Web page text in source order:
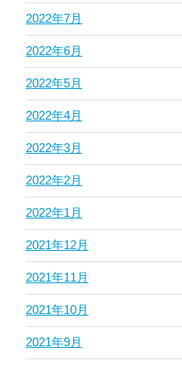
2022年7月
2022年6月
2022年5月
2022年4月
2022年3月
2022年2月
2022年1月
2021年12月
2021年11月
2021年10月
2021年9月